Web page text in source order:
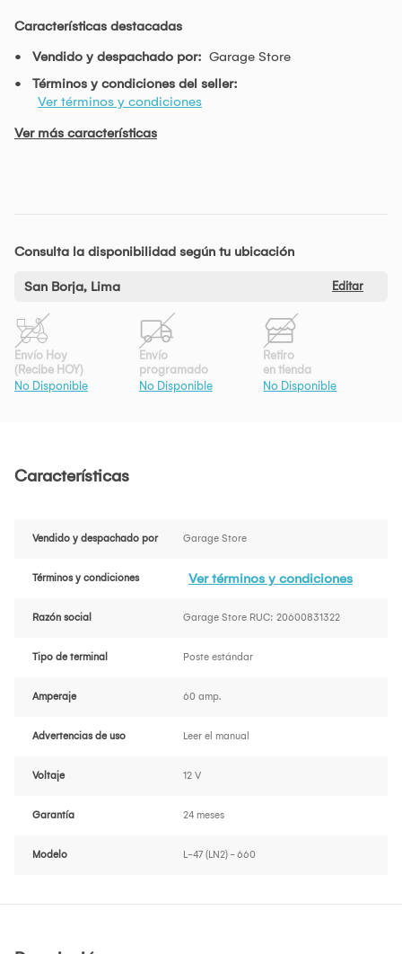
Características destacadas
Vendido y despachado por: Garage Store
Términos y condiciones del seller:
Ver términos y condiciones
Ver más características
Consulta la disponibilidad según tu ubicación
San Borja, Lima Editar
Envío Hoy
(Recibe HOY)
No Disponible
Envío
programado
No Disponible
Retiro
en tienda
No Disponible
Características
Vendido y despachado por Garage Store
Términos y condiciones Ver términos y condiciones
Razón social Garage Store RUC: 20600831322
Tipo de terminal Poste estándar
Amperaje 60 amp.
Advertencias de uso Leer el manual
Voltaje 12 V
Garantía 24 meses
Modelo L-47 (LN2) - 660